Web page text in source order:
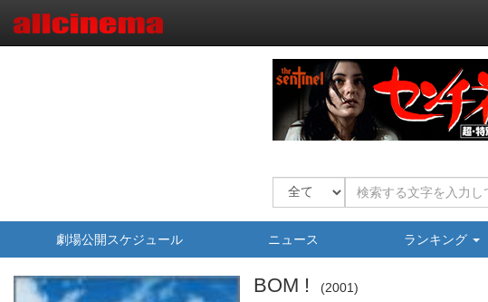
劇場公開スケジュール ニュース ランキング
BOM ! 2001